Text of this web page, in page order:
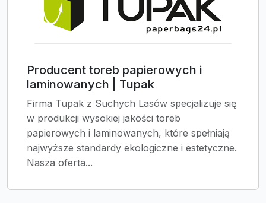
Producent toreb papierowych i
laminowanych | Tupak
Firma Tupak z Suchych Lasów specjalizuje się
w produkcji wysokiej jakości toreb
papierowych i laminowanych, które spełniają
najwyższe standardy ekologiczne i estetyczne.
Nasza oferta...